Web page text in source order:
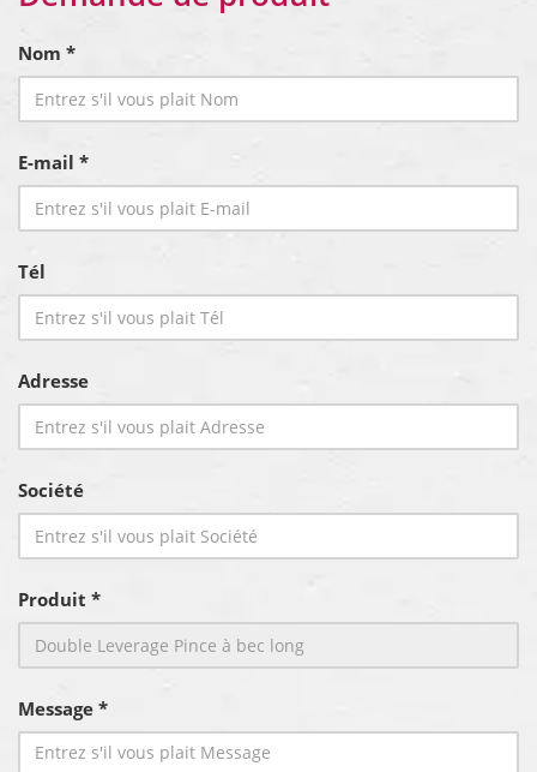
Nom *
E-mail *
Tél
Adresse
Société
Produit *
Message *